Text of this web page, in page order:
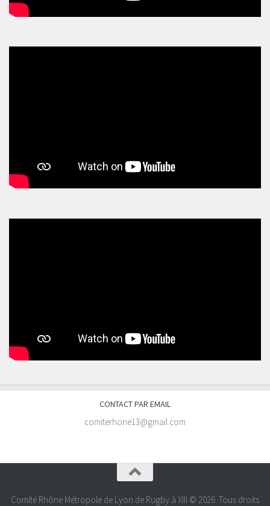
CONTACT PAR EMAIL
comiterhone13@gmail.com
Comité Rhône Métropole de Lyon de Rugby à XIII © 2026. Tous droits